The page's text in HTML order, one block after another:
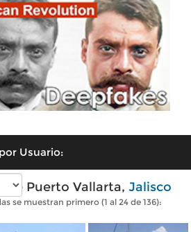
Usuario:
de Puerto Vallarta, Jalisco
se muestran primero (1 al 24 de 136):